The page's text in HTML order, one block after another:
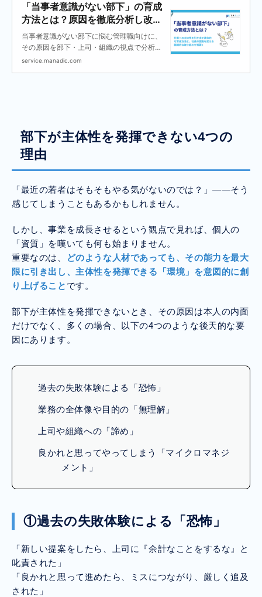
「当事者意識がない部下」の育成
方法とは？原因を徹底分析し改善
する7つの方法
当事者意識がない部下に悩む管理職向けに、
その原因を部下・上司・組織の視点で分析。
仕事への主体性を引き出す具体的な育成方法
service.manadic.com
部下が主体性を発揮できない4つの
理由
「最近の若者はそもそもやる気がないのでは？」――そう
感じてしまうこともあるかもしれません。
しかし、事業を成長させるという観点で見れば、個人の
「資質」を嘆いても何も始まりません。
重要なのは、
どのような人材であっても、その能力を最大
限に引き出し、主体性を発揮できる「環境」を意図的に創
り上げること です。
部下が主体性を発揮できないとき、その原因は本人の内面
だけでなく、多くの場合、以下の4つのような後天的な要
因にあります。
過去の失敗体験による「恐怖」
業務の全体像や目的の「無理解」
上司や組織への「諦め」
良かれと思ってやってしまう「マイクロマネジ
メント」
①過去の失敗体験による「恐怖」
「新しい提案をしたら、上司に『余計なことをするな』と
叱責された」
「良かれと思って進めたら、ミスにつながり、厳しく追及
された」